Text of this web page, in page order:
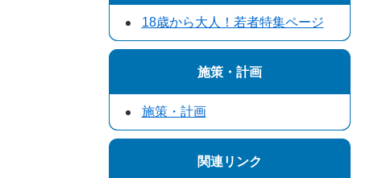
18歳から大人！若者特集ページ
施策・計画
施策・計画
関連リンク